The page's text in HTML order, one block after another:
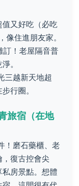
又好吃（必吃
像住進朋友家。
訂！老屋隔音普
。
三越新天地超
行圈。
旅宿（在地
！磨石藥櫃、老
復古控會尖
房景點。想體